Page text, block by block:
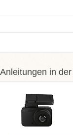
Anleitungen in